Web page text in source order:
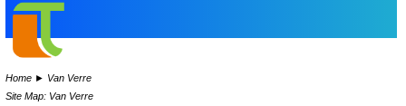
Home ► Van Verre
Site Map: Van Verre